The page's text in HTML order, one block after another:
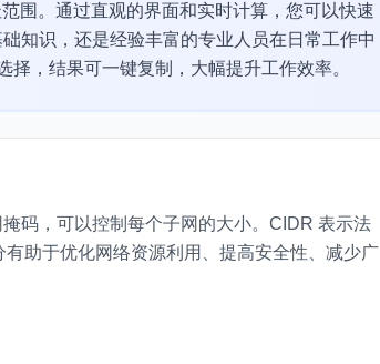
围。通过直观的界面和实时计算，您可以快速
知识，还是经验丰富的专业人员在日常工作中
，结果可一键复制，大幅提升工作效率。
码，可以控制每个子网的大小。CIDR 表示法
助于优化网络资源利用、提高安全性、减少广